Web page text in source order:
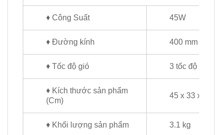
♦ Công Suất 45W
♦ Đường kính 400 mm
♦ Tốc độ gió 3 tốc độ
♦ Kích thước sản phẩm
(Cm)
45 x 33 x 53
♦ Khối lượng sản phẩm 3.1 kg